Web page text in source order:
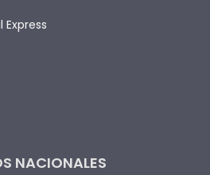
NACIONALES